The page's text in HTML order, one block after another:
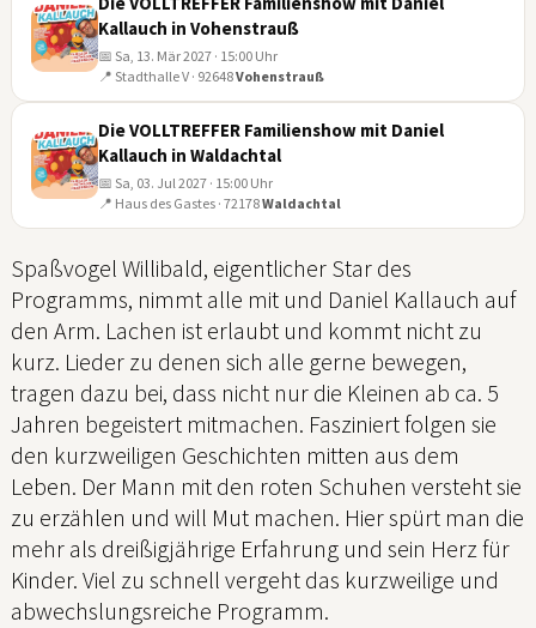
MÄR
Kallauch in Vohenstrauß
📅 Sa, 13. Mär 2027 · 15:00 Uhr
📍 Stadthalle V · 92648Vohenstrauß
JUL
Die VOLLTREFFER Familienshow mit Daniel
Kallauch in Waldachtal
📅 Sa, 03. Jul 2027 · 15:00 Uhr
📍 Haus des Gastes · 72178Waldachtal
Spaßvogel Willibald, eigentlicher Star des
Programms, nimmt alle mit und Daniel Kallauch auf
den Arm. Lachen ist erlaubt und kommt nicht zu
kurz. Lieder zu denen sich alle gerne bewegen,
tragen dazu bei, dass nicht nur die Kleinen ab ca. 5
Jahren begeistert mitmachen. Fasziniert folgen sie
den kurzweiligen Geschichten mitten aus dem
Leben. Der Mann mit den roten Schuhen versteht sie
zu erzählen und will Mut machen. Hier spürt man die
mehr als dreißigjährige Erfahrung und sein Herz für
Kinder. Viel zu schnell vergeht das kurzweilige und
abwechslungsreiche Programm.